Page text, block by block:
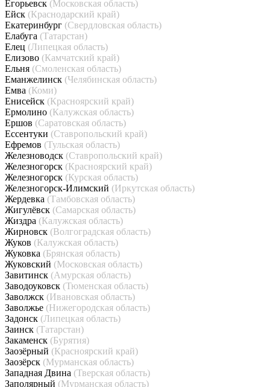
Егорьевск (Московская область)
Ейск (Краснодарский край)
Екатеринбург (Свердловская область)
Елабуга (Татарстан)
Елец (Липецкая область)
Елизово (Камчатский край)
Ельня (Смоленская область)
Еманжелинск (Челябинская область)
Емва (Коми)
Енисейск (Красноярский край)
Ермолино (Калужская область)
Ершов (Саратовская область)
Ессентуки (Ставропольский край)
Ефремов (Тульская область)
Железноводск (Ставропольский край)
Железногорск (Красноярский край)
Железногорск (Курская область)
Железногорск-Илимский (Иркутская область)
Жердевка (Тамбовская область)
Жигулёвск (Самарская область)
Жиздра (Калужская область)
Жирновск (Волгоградская область)
Жуков (Калужская область)
Жуковка (Брянская область)
Жуковский (Московская область)
Завитинск (Амурская область)
Заводоуковск (Тюменская область)
Заволжск (Ивановская область)
Заволжье (Нижегородская область)
Задонск (Липецкая область)
Заинск (Татарстан)
Закаменск (Бурятия)
Заозёрный (Красноярский край)
Заозёрск (Мурманская область)
Западная Двина (Тверская область)
Заполярный (Мурманская область)